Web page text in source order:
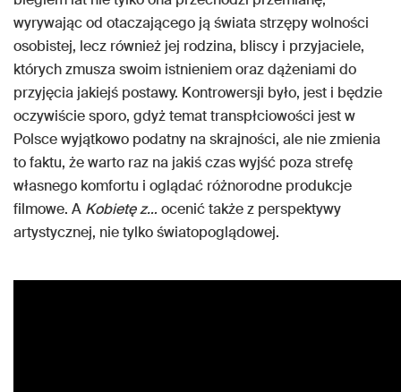
wyrywając od otaczającego ją świata strzępy wolności
osobistej, lecz również jej rodzina, bliscy i przyjaciele,
których zmusza swoim istnieniem oraz dążeniami do
przyjęcia jakiejś postawy. Kontrowersji było, jest i będzie
oczywiście sporo, gdyż temat transpłciowości jest w
Polsce wyjątkowo podatny na skrajności, ale nie zmienia
to faktu, że warto raz na jakiś czas wyjść poza strefę
własnego komfortu i oglądać różnorodne produkcje
filmowe. A Kobietę z… ocenić także z perspektywy
artystycznej, nie tylko światopoglądowej.